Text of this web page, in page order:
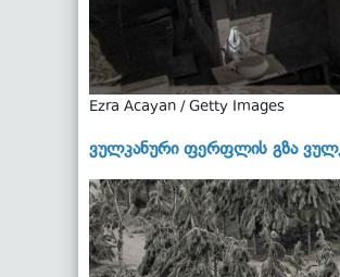
Ezra Acayan / Getty Images
ვულკანური ფერფლის გზა